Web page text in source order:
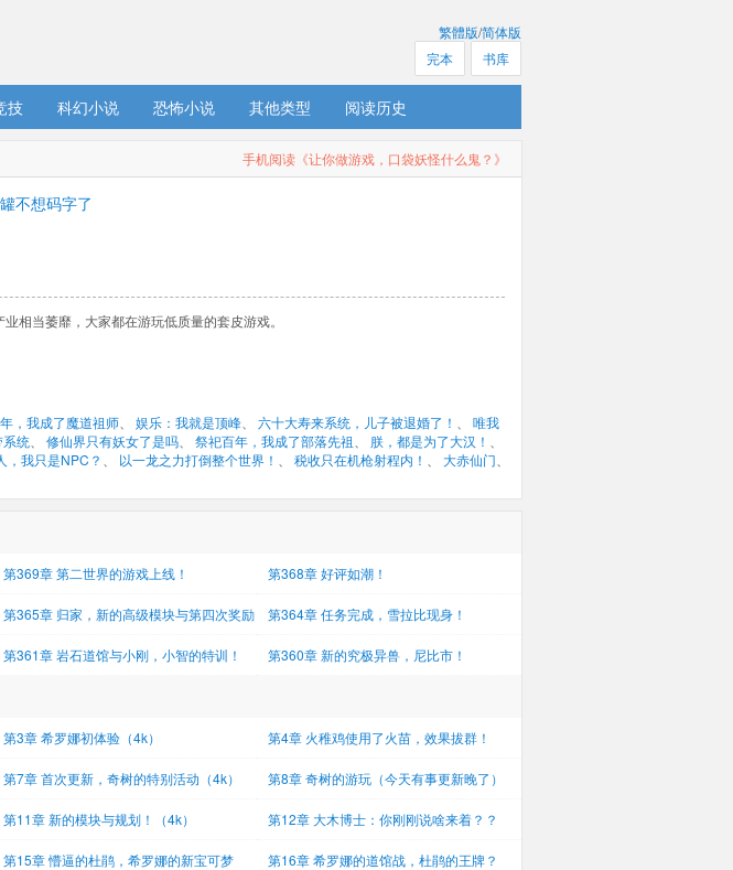
繁體版/简体版
书库
完本
技 科幻小说 恐怖小说 其他类型 阅读历史
手机阅读《让你做游戏，口袋妖怪什么鬼？》
不想码字了
相当萎靡，大家都在游玩低质量的套皮游戏。
，我成了魔道祖师 娱乐：我就是顶峰 六十大寿来系统，儿子被退婚了！
唯我
系统 修仙界只有妖女了是吗 祭祀百年，我成了部落先祖 朕，都是为了大汉！
，我只是NPC？ 以一龙之力打倒整个世界！ 税收只在机枪射程内！ 大赤仙门
第369章 第二世界的游戏上线！ 第368章 好评如潮！
第365章 归家，新的高级模块与第四次奖励
发放！
第364章 任务完成，雪拉比现身！
第361章 岩石道馆与小刚，小智的特训！ 第360章 新的究极异兽，尼比市！
第3章 希罗娜初体验（4k）
第4章 火稚鸡使用了火苗，效果拔群！
（4k）
第7章 首次更新，奇树的特别活动（4k） 第8章 奇树的游玩（今天有事更新晚了）
第11章 新的模块与规划！（4k）
第12章 大木博士：你刚刚说啥来着？？
（4k）
第15章 懵逼的杜鹃，希罗娜的新宝可梦
第16章 希罗娜的道馆战，杜鹃的王牌？